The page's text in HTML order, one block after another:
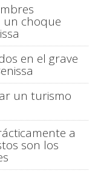
un choque
en el grave
un turismo
a
son los